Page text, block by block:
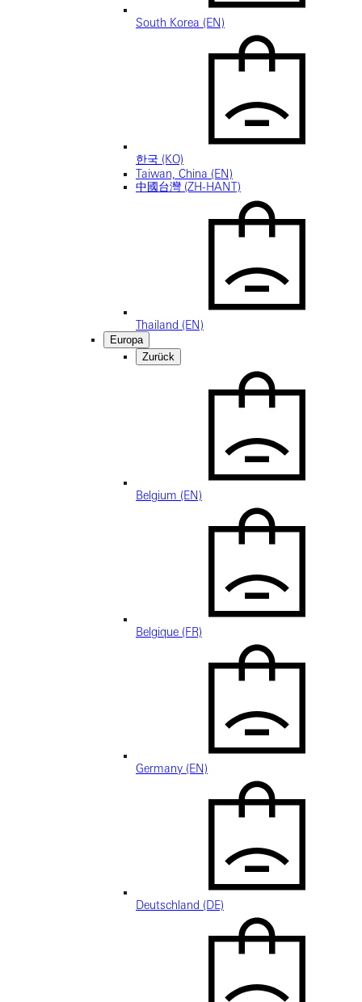
South Korea (EN)
한국 (KO)
Taiwan, China (EN)
中國台灣 (ZH-HANT)
Thailand (EN)
Europa
Zurück
Belgium (EN)
Belgique (FR)
Germany (EN)
Deutschland (DE)